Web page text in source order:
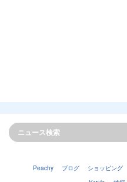
Peachy ブログ ショッピング